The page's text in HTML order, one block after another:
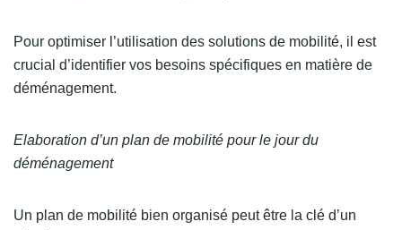
Pour optimiser l’utilisation des solutions de mobilité, il est
crucial d’identifier vos besoins spécifiques en matière de
déménagement.
Elaboration d’un plan de mobilité pour le jour du
déménagement
Un plan de mobilité bien organisé peut être la clé d’un